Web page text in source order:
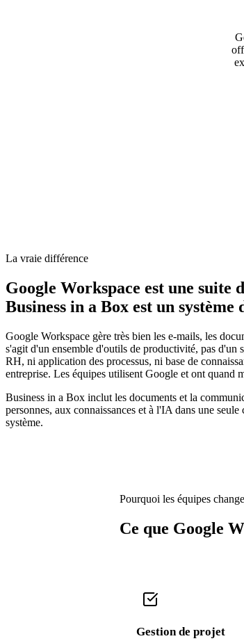
La vraie différence
Google Workspace est une suite
Business in a Box est un
Google Workspace gère très bien les e-mails, les
s'agit d'un ensemble d'outils de productivité, pas
RH, ni application des processus, ni base de
entreprise. Les équipes utilisent Google et ont quand
Business in a Box inclut les documents et la
personnes, aux connaissances et à l'IA dans une
système.
Pourquoi les équipes
Ce que Google
Gestion de projet